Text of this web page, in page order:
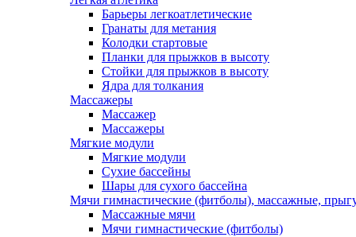
Барьеры легкоатлетические
Гранаты для метания
Колодки стартовые
Планки для прыжков в высоту
Стойки для прыжков в высоту
Ядра для толкания
Массажеры
Массажер
Массажеры
Мягкие модули
Мягкие модули
Сухие бассейны
Шары для сухого бассейна
Мячи гимнастические (фитболы), массажные,
Массажные мячи
Мячи гимнастические (фитболы)